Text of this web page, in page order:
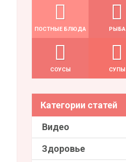
ПОСТНЫЕ БЛЮДА РЫБА
СОУСЫ СУПЫ
Категории статей
Видео
Здоровье